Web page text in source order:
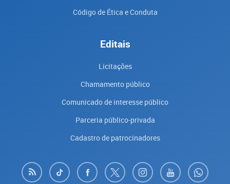
Código de Ética e Conduta
Editais
Licitações
Chamamento público
Comunicado de interesse público
Parceria público-privada
Cadastro de patrocinadores